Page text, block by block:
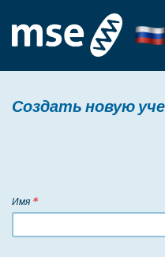
Content
Язык
Создать новую
Имя *